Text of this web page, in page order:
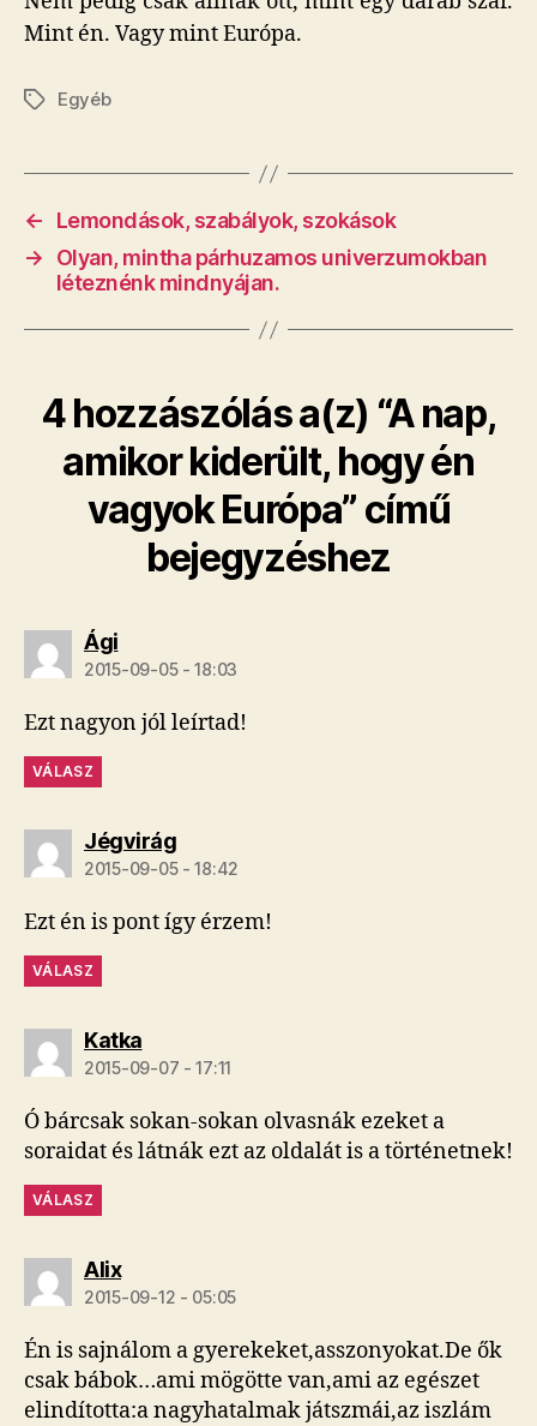
Mint én. Vagy mint Európa.
CímkékEgyéb
←
Lemondások, szabályok, szokások
→
Olyan, mintha párhuzamos univerzumokban
léteznénk mindnyájan.
4 hozzászólás a(z) “A nap,
amikor kiderült, hogy én
vagyok Európa” című
bejegyzéshez
Ágiszerint:
2015-09-05 - 18:03
Ezt nagyon jól leírtad!
VÁLASZ
Jégvirágszerint:
2015-09-05 - 18:42
Ezt én is pont így érzem!
VÁLASZ
Katkaszerint:
2015-09-07 - 17:11
Ó bárcsak sokan-sokan olvasnák ezeket a
soraidat és látnák ezt az oldalát is a történetnek!
VÁLASZ
Alixszerint:
2015-09-12 - 05:05
Én is sajnálom a gyerekeket,asszonyokat.De ők
csak bábok…ami mögötte van,ami az egészet
elindította:a nagyhatalmak játszmái,az iszlám